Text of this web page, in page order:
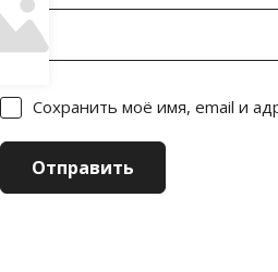
Сохранить моё имя, email и